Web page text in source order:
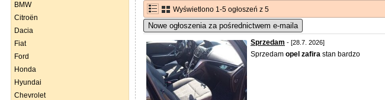
BMW
Citroën
Dacia
Fiat
Ford
Honda
Hyundai
Chevrolet
Wyświetlono 1-5 ogłoszeń z 5
Nowe ogłoszenia za pośrednictwem e-maila
Sprzedam - [28.7. 2026]
Sprzedam opel zafira stan bardzo